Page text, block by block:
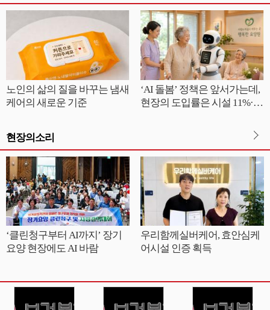
노인의 삶의 질을 바꾸는 냄새
케어의 새로운 기준
‘AI 돌봄’ 정책은 앞서가는데,
현장의 도입률은 시설 11%·재
현장의소리
‘클린청구부터 AI까지’ 장기
요양 현장에도 AI 바람
우리함께실버케어, 효안심케
어시설 인증 획득